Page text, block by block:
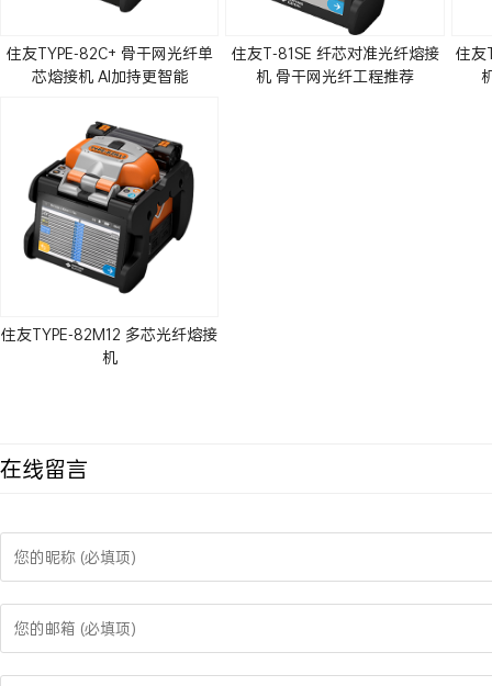
住友TYPE-82C+ 骨干网光纤单
芯熔接机 AI加持更智能
住友T-81SE 纤芯对准光纤熔接
机 骨干网光纤工程推荐
住友
住友TYPE-82M12 多芯光纤熔接
机
在线留言